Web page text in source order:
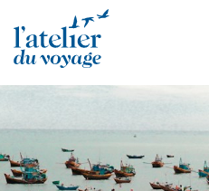
Panneau de gestion des